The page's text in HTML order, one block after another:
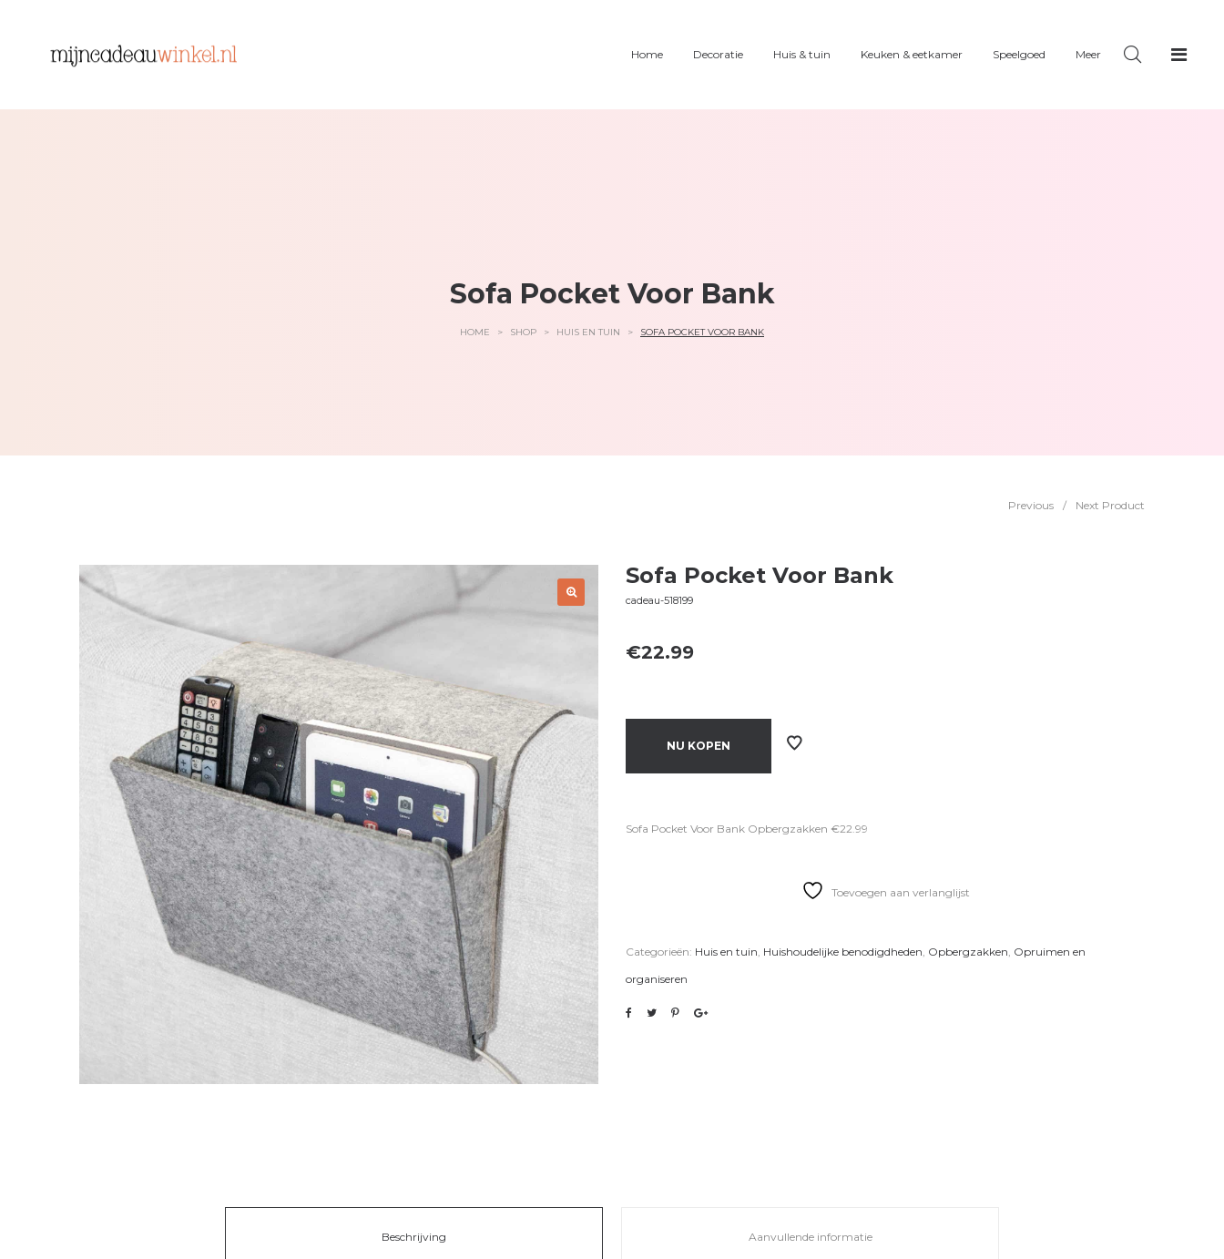
Home Decoratie Huis & tuin Keuken & eetkamer Speelgoed Meer
Sofa Pocket Voor Bank
HOME > SHOP > HUIS EN TUIN > SOFA POCKET VOOR BANK
Previous / Next Product
Sofa Pocket Voor Bank
cadeau-518199
€22.99
NU KOPEN
Sofa Pocket Voor Bank Opbergzakken €22.99
Toevoegen aan verlanglijst
Categorieën: Huis en tuin, Huishoudelijke benodigdheden, Opbergzakken, Opruimen en
organiseren
Beschrijving Aanvullende informatie